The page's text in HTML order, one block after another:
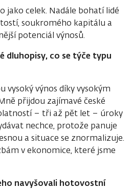
celek. Nadále bohatí lidé
soukromého kapitálu a
potenciál výnosů.
dluhopisy, co se týče typu
vysoký výnos díky vysokým
přijdou zajímavé české
– tři až pět let – úroky
nechce, protože panuje
a situace se znormalizuje.
v ekonomice, které jsme
navyšovali hotovostní